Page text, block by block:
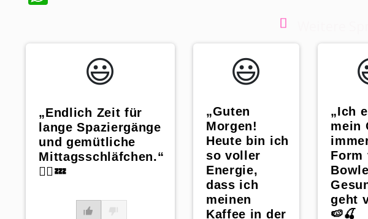
😃️
„Endlich Zeit für
lange Spaziergänge
und gemütliche
Mittagsschläfchen.“
🚶‍♀️💤
😃️
„Guten
Morgen!
Heute bin ich
so voller
Energie,
dass ich
meinen
Kaffee in der
„Ich
mein
Form
geht
🍉🍒